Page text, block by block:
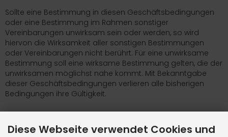
Sollte eine Bestimmung in diesen Geschäftsbedingungen
oder eine Bestimmung im Rahmen sonstiger
Vereinbarungen unwirksam sein oder werden, so wird
hiervon die Wirksamkeit aller sonstigen Bestimmungen
oder Vereinbarungen nicht berührt. Für eine unwirksame
Bestimmung soll eine wirksame Bestimmung gelten, die der
unwirksamen möglichst nahe kommt. Mit Bekanntgabe
dieser Geschäftsbedingungen verlieren alle bisherigen
Bedingungen ihre Gültigkeit.
Diese Webseite verwendet Cookies und